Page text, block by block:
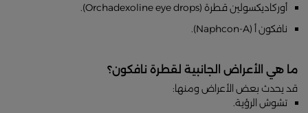
أوركاديكسولين قطرة (Orchadexoline eye drops).
نافكون أ (Naphcon-A).
ما هي الأعراض الجانبية لقطرة نافكون؟
قد يحدث بعض الأعراض ومنها:
تشوش الرؤية.